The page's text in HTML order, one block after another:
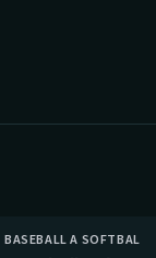
BASEBALL A SOFTBAL